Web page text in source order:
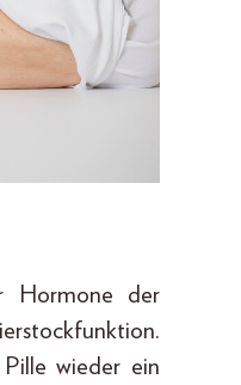
Hormone der
wieder ein